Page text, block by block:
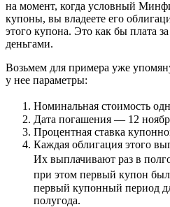
на момент, когда условный
купоны, вы владеете его
этого купона. Это как бы плата
деньгами.
Возьмем для примера уже
у нее параметры:
Номинальная стоимость
Дата погашения — 12
Процентная ставка
Каждая облигация этого
Их выплачивают раз в
при этом первый купон был
первый купонный период
полугода.